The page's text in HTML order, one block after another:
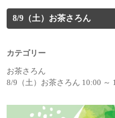
8/9（土）お茶さろん
カテゴリー
お茶さろん
8/9（土）お茶さろん 10:00 ～